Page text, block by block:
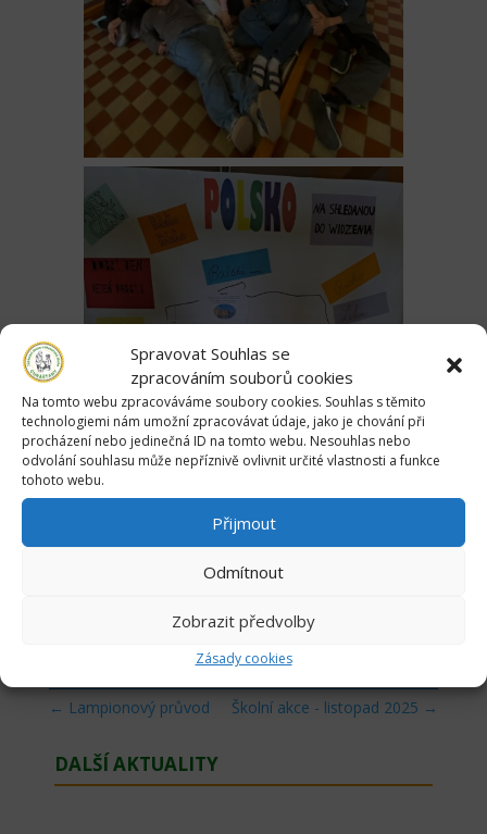
Spravovat Souhlas se
zpracováním souborů cookies
Na tomto webu zpracováváme soubory cookies. Souhlas s těmito
technologiemi nám umožní zpracovávat údaje, jako je chování při
procházení nebo jedinečná ID na tomto webu. Nesouhlas nebo
odvolání souhlasu může nepříznivě ovlivnit určité vlastnosti a funkce
tohoto webu.
Přijmout
Odmítnout
Zobrazit předvolby
Zásady cookies
← Lampionový průvod Školní akce - listopad 2025 →
DALŠÍ AKTUALITY